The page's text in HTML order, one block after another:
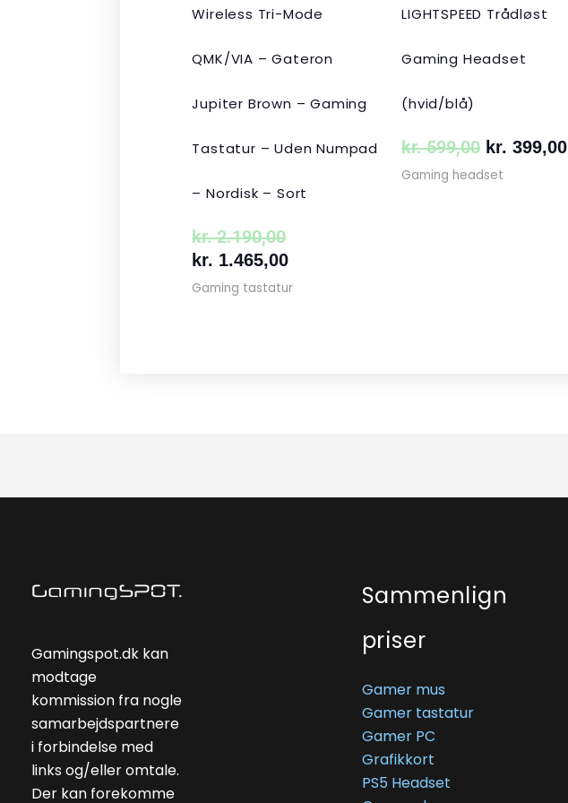
Wireless Tri-Mode
QMK/VIA – Gateron
Jupiter Brown – Gaming
Tastatur – Uden Numpad
– Nordisk – Sort
kr.2.190,00
kr. 1.465,00
Gaming tastatur
LIGHTSPEED Trådløst
Gaming Headset
(hvid/blå)
kr.599,00 kr. 399,00
Gaming headset
Gamingspot.dk kan
modtage
kommission fra nogle
samarbejdspartnere
i forbindelse med
links og/eller omtale.
Der kan forekomme
Sammenlign
priser
Gamer mus
Gamer tastatur
Gamer PC
Grafikkort
PS5 Headset